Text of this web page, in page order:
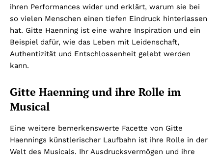
ihren Performances wider und erklärt, warum sie bei
so vielen Menschen einen tiefen Eindruck hinterlassen
hat. Gitte Haenning ist eine wahre Inspiration und ein
Beispiel dafür, wie das Leben mit Leidenschaft,
Authentizität und Entschlossenheit gelebt werden
kann.
Gitte Haenning und ihre Rolle im
Musical
Eine weitere bemerkenswerte Facette von Gitte
Haennings künstlerischer Laufbahn ist ihre Rolle in der
Welt des Musicals. Ihr Ausdrucksvermögen und ihre